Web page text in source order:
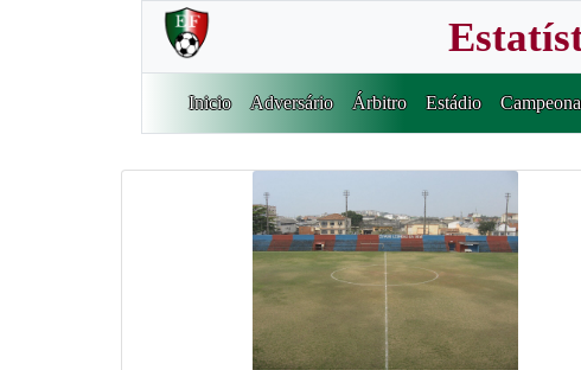
Inicio Adversário Árbitro Estádio